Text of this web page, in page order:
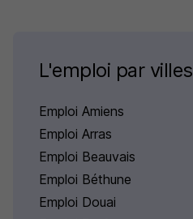
L'emploi par villes
Emploi Amiens
Emploi Arras
Emploi Beauvais
Emploi Béthune
Emploi Douai